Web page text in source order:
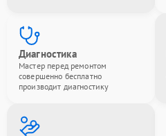
Диагностика
Мастер перед ремонтом
совершенно бесплатно
производит диагностику